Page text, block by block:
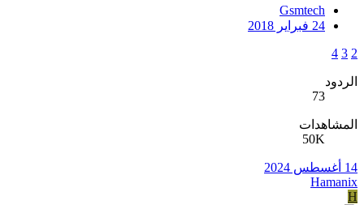
Gsmtech
24 فبراير 2018
2
3
4
الردود
73
المشاهدات
50K
14 أغسطس 2024
Hamanix
H